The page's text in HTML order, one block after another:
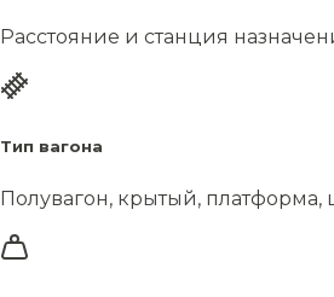
Расстояние и станция
Тип вагона
Полувагон, крытый, платформа,